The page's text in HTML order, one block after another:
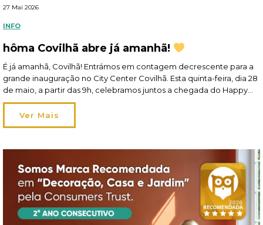
27 Mai 2026
INFO
hôma Covilhã abre já amanhã!
É já amanhã, Covilhã! Entrámos em contagem decrescente para a
grande inauguração no City Center Covilhã. Esta quinta-feira, dia 28
de maio, a partir das 9h, celebramos juntos a chegada do Happy
Home Living à cidade! A sua nova loja hôma está cheia de ideias
felizes para a casa: são cerca de 1400 m2 de […]
Ver Mais